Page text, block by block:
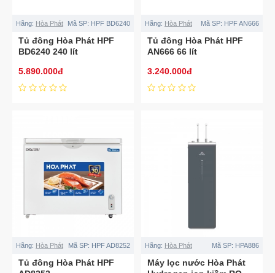
Hãng: Hòa Phát Mã SP: HPF BD6240
Tủ đông Hòa Phát HPF
BD6240 240 lít
5.890.000đ
Hãng: Hòa Phát Mã SP: HPF AN666
Tủ đông Hòa Phát HPF
AN666 66 lít
3.240.000đ
Hãng: Hòa Phát Mã SP: HPF AD8252
Tủ đông Hòa Phát HPF
Hãng: Hòa Phát Mã SP: HPA886
Máy lọc nước Hòa Phát